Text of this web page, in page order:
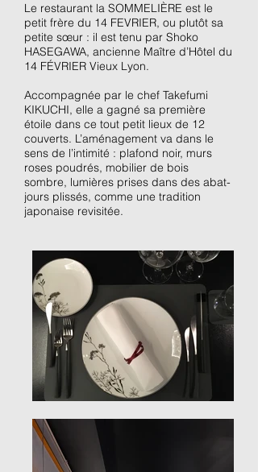
Le restaurant la SOMMELIÈRE est le
petit frère du 14 FEVRIER, ou plutôt sa
petite sœur : il est tenu par Shoko
HASEGAWA, ancienne Maître d’Hôtel du
14 FÉVRIER Vieux Lyon.
Accompagnée par le chef Takefumi
KIKUCHI, elle a gagné sa première
étoile dans ce tout petit lieux de 12
couverts. L’aménagement va dans le
sens de l’intimité : plafond noir, murs
roses poudrés, mobilier de bois
sombre, lumières prises dans des abat-
jours plissés, comme une tradition
japonaise revisitée.